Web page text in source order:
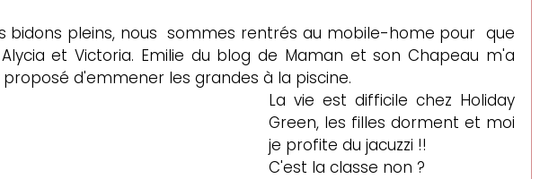
bidons pleins, nous  sommes rentrés au mobile-home pour  que
et Victoria. Emilie du blog de Maman et son Chapeau m'a
d'emmener les grandes à la piscine.
La vie est difficile chez Holiday
Green, les filles dorment et moi
je profite du jacuzzi !!
C'est la classe non ?